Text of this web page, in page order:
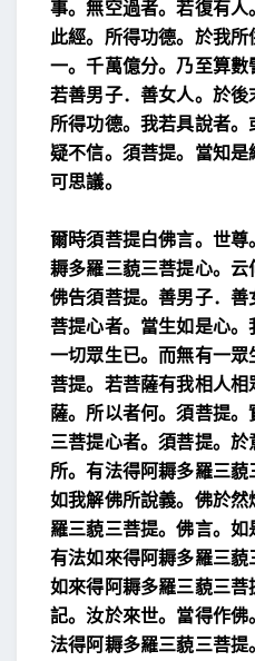
事。無空過者。若復有人
此經。所得功德。 於我所
一。千萬億分。乃至算數
若善男子．善女人。於
所得功德。我若具說者
疑不信。 須菩提。當知是
可思議。
爾時須菩提白佛言。世
耨多羅三藐三菩提心。云
佛告須菩提。善男子．
菩提心者。當生如是心
一切眾生已。而無有一
菩提。若菩薩有我相人相
薩。 所以者何。須菩提
三菩提心者。須菩提。於
所。有法得阿耨多羅三藐
如我解佛所說義。佛於然
羅三藐三菩提。佛言。如
有法如來得阿耨多羅三藐
如來得阿耨多羅三藐三菩
記。汝於來世。當得作佛
法得阿耨多羅三藐三菩提